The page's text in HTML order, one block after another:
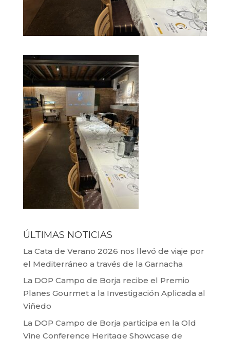
ÚLTIMAS NOTICIAS
La Cata de Verano 2026 nos llevó de viaje por
el Mediterráneo a través de la Garnacha
La DOP Campo de Borja recibe el Premio
Planes Gourmet a la Investigación Aplicada al
Viñedo
La DOP Campo de Borja participa en la Old
Vine Conference Heritage Showcase de